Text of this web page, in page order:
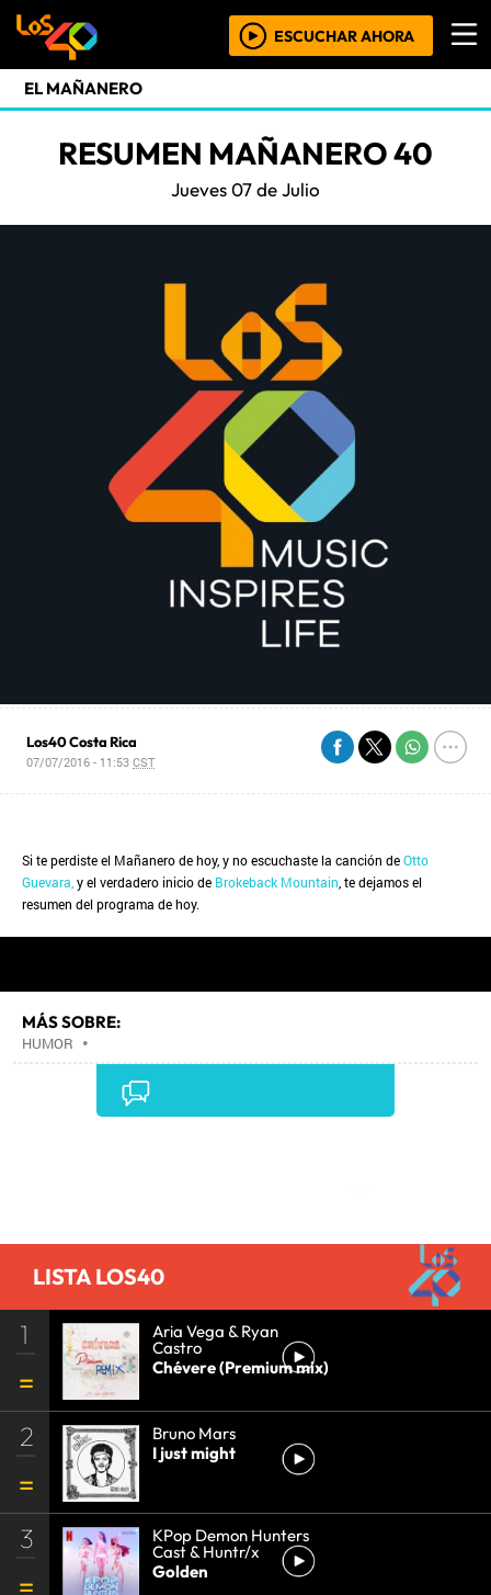
ESCUCHAR AHORA
EL MAÑANERO
RESUMEN MAÑANERO 40
Jueves 07 de Julio
Los40 Costa Rica
07/07/2016 - 11:53CST
Si te perdiste el Mañanero de hoy, y no escuchaste la canción deOtto
Guevara, y el verdadero inicio de Brokeback Mountain , te dejamos el
resumen del programa de hoy.
MÁS SOBRE:
HUMOR •
LISTA LOS40
1 Aria Vega & Ryan
Castro
Chévere (Premium mix)
2
Bruno Mars
I just might
3 KPop Demon Hunters
Cast & Huntr/x
Golden